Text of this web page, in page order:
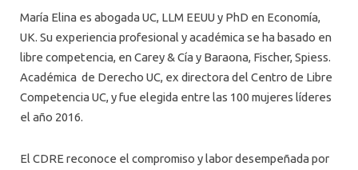
María Elina es abogada UC, LLM EEUU y PhD en Economía,
UK. Su experiencia profesional y académica se ha basado en
libre competencia, en Carey & Cía y Baraona, Fischer, Spiess.
Académica de Derecho UC, ex directora del Centro de Libre
Competencia UC, y fue elegida entre las 100 mujeres líderes
el año 2016.
El CDRE reconoce el compromiso y labor desempeñada por